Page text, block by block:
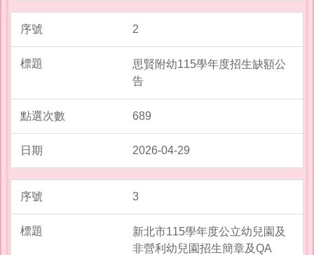
2
思賢附幼115學年度招生缺額公
告
689
2026-04-29
3
新北市115學年度公立幼兒園及
非營利幼兒園招生簡章及QA